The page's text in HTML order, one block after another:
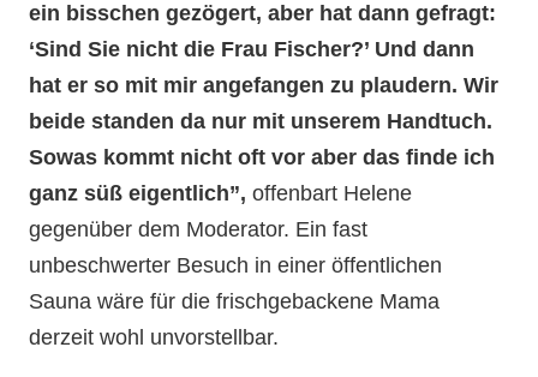
ein bisschen gezögert, aber hat dann gefragt:
‘Sind Sie nicht die Frau Fischer?’ Und dann
hat er so mit mir angefangen zu plaudern. Wir
beide standen da nur mit unserem Handtuch.
Sowas kommt nicht oft vor aber das finde ich
ganz süß eigentlich”, offenbart Helene
gegenüber dem Moderator. Ein fast
unbeschwerter Besuch in einer öffentlichen
Sauna wäre für die frischgebackene Mama
derzeit wohl unvorstellbar.